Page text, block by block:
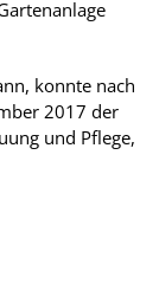
konnte nach
2017 der
und Pflege,